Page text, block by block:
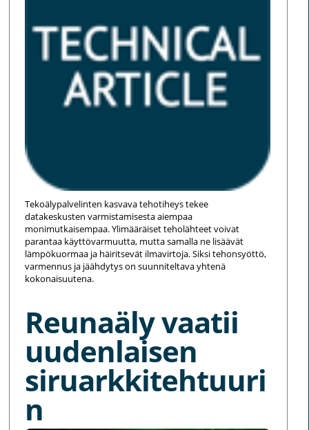
Tekoälypalvelinten kasvava tehotiheys tekee
datakeskusten varmistamisesta aiempaa
monimutkaisempaa. Ylimääräiset teholähteet voivat
parantaa käyttövarmuutta, mutta samalla ne lisäävät
lämpökuormaa ja häiritsevät ilmavirtoja. Siksi tehonsyöttö,
varmennus ja jäähdytys on suunniteltava yhtenä
kokonaisuutena.
Reunaäly vaatii
uudenlaisen
siruarkkitehtuuri
n